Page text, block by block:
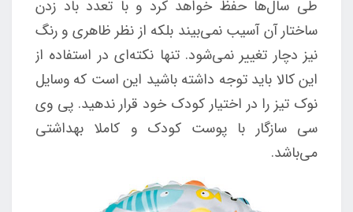
طی سال‌ها حفظ خواهد کرد و با تعدد باد زدن
ساختار آن آسیب نمی‌بیند بلکه از نظر ظاهری و رنگ
نیز دچار تغییر نمی‌شود. تنها نکته‌ای در استفاده از
این کالا باید توجه داشته باشید این است که وسایل
نوک تیز را در اختیار کودک خود قرار ندهید. پی وی
سی سازگار با پوست کودک و کاملا بهداشتی
می‌باشد.